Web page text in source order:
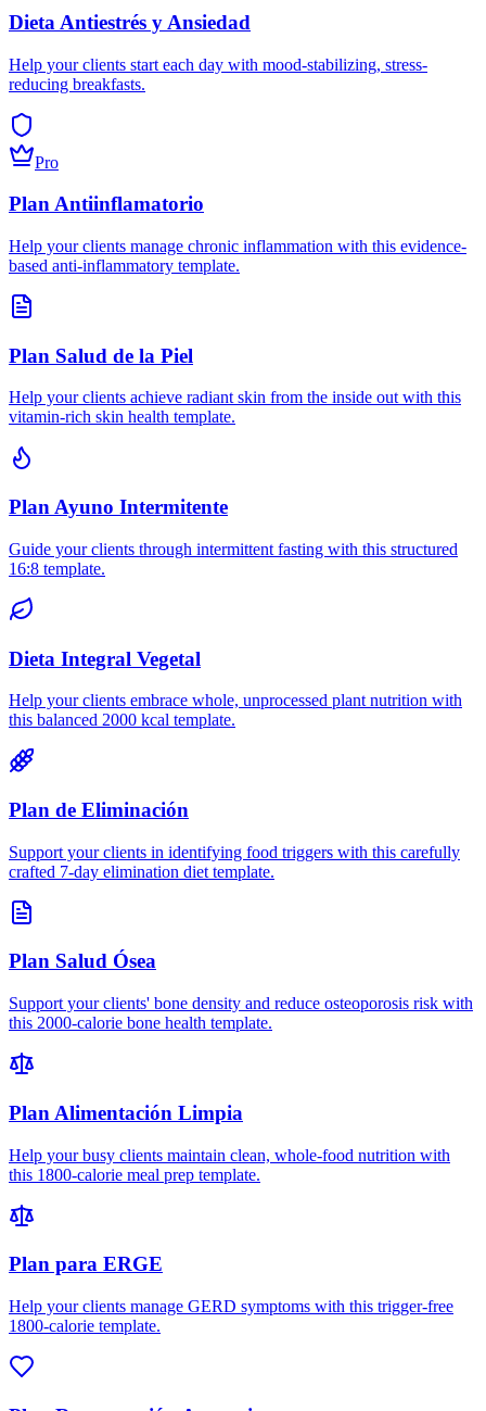
Dieta Antiestrés y Ansiedad
Help your clients start each day with mood-stabilizing, stress-
reducing breakfasts.
Pro
Plan Antiinflamatorio
Help your clients manage chronic inflammation with this evidence-
based anti-inflammatory template.
Plan Salud de la Piel
Help your clients achieve radiant skin from the inside out with this
vitamin-rich skin health template.
Plan Ayuno Intermitente
Guide your clients through intermittent fasting with this structured
16:8 template.
Dieta Integral Vegetal
Help your clients embrace whole, unprocessed plant nutrition with
this balanced 2000 kcal template.
Plan de Eliminación
Support your clients in identifying food triggers with this carefully
crafted 7-day elimination diet template.
Plan Salud Ósea
Support your clients' bone density and reduce osteoporosis risk with
this 2000-calorie bone health template.
Plan Alimentación Limpia
Help your busy clients maintain clean, whole-food nutrition with
this 1800-calorie meal prep template.
Plan para ERGE
Help your clients manage GERD symptoms with this trigger-free
1800-calorie template.